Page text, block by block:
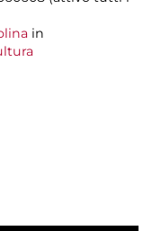
in